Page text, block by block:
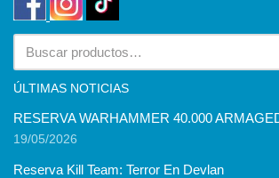
ÚLTIMAS NOTICIAS
RESERVA WARHAMMER 40.000
19/05/2026
Reserva Kill Team: Terror En Devlan